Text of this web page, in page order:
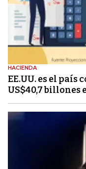
HACIENDA
EE.UU. es el país
US$40,7 billones